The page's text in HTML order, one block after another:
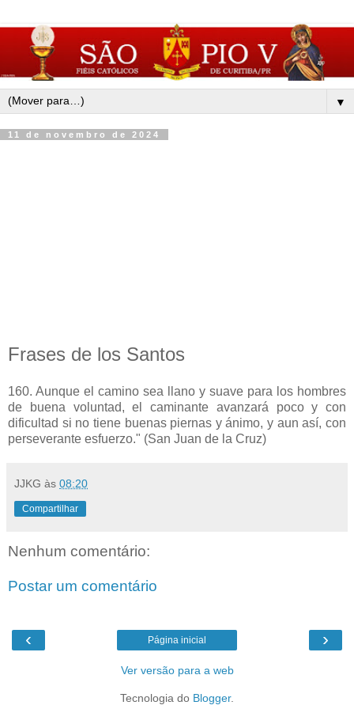
▼
11 de novembro de 2024
Frases de los Santos
160. Aunque el camino sea llano y suave para los hombres
de buena voluntad, el caminante avanzará poco y con
dificultad si no tiene buenas piernas y ánimo, y aun así, con
perseverante esfuerzo." (San Juan de la Cruz)
JJKG às 08:20
Compartilhar
Nenhum comentário:
Postar um comentário
‹ ›
Página inicial
Ver versão para a web
Tecnologia do Blogger.